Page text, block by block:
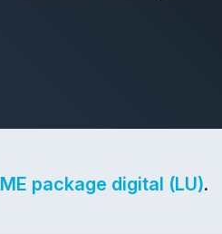
package digital (LU).